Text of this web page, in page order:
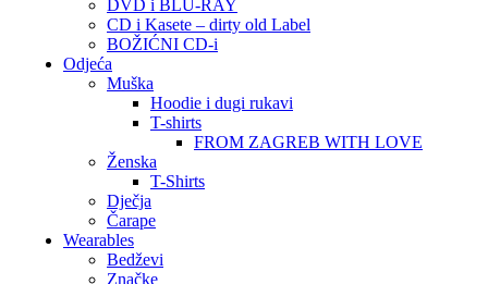
DVD i BLU-RAY
CD i Kasete – dirty old Label
BOŽIĆNI CD-i
Odjeća
Muška
Hoodie i dugi rukavi
T-shirts
FROM ZAGREB WITH LOVE
Ženska
T-Shirts
Dječja
Čarape
Wearables
Bedževi
Značke